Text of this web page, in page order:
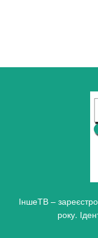
ІншеТВ –
року.